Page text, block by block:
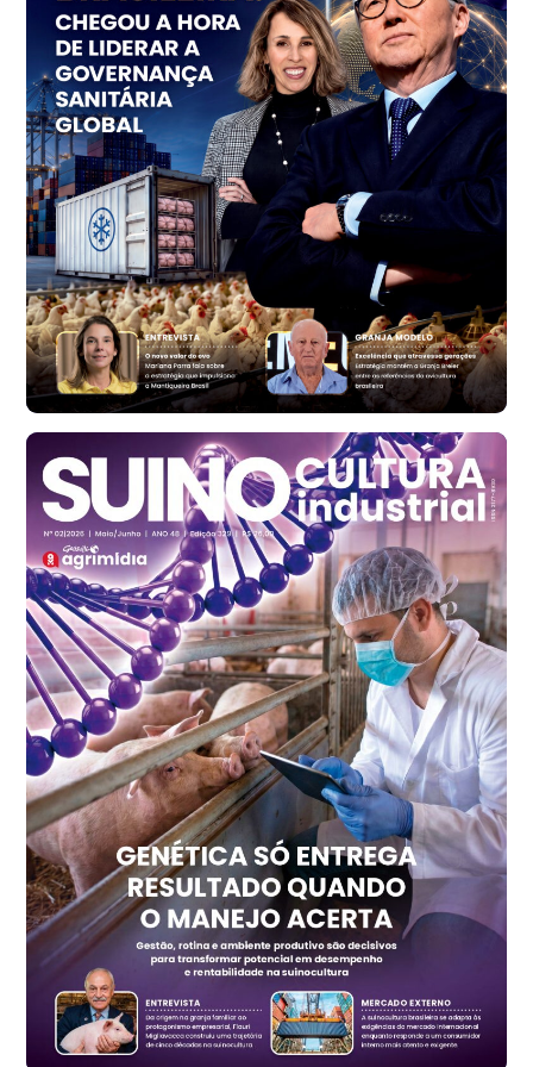
cx
Ovo Vermelho - Regional
Vermelho
R$ 156,33
cx
Ovo Branco - Regional
Bastos (SP)
R$ 134,40
cx
Ovo Vermelho - Regional
Bastos (SP)
R$ 146,71
cx
Frango - Indicador
SP
R$ 7,13
kg
Frango - Indicador
SP
R$ 7,15
kg
Trigo Atacado - Regional
PR
R$ 1.417,12
t
Trigo Atacado - Regional
RS
R$ 1.325,22
t
Ovo Vermelho - Regional
Vermelho
R$ 168,86
cx
Ovo Branco - Regional